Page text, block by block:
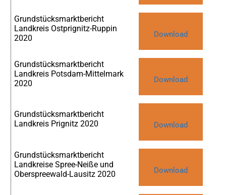
Grundstücksmarktbericht
Landkreis Ostprignitz-Ruppin
2020
Download
Grundstücksmarktbericht
Landkreis Potsdam-Mittelmark
2020
Download
Grundstücksmarktbericht
Landkreis Prignitz 2020
Download
Grundstücksmarktbericht
Landkreise Spree-Neiße und
Oberspreewald-Lausitz 2020
Download